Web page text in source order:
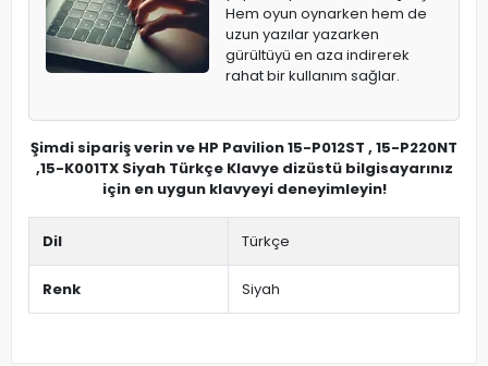
Hem oyun oynarken hem de
uzun yazılar yazarken
gürültüyü en aza indirerek
rahat bir kullanım sağlar.
Şimdi sipariş verin ve HP Pavilion 15-P012ST , 15-P220NT
,15-K001TX Siyah Türkçe Klavye dizüstü bilgisayarınız
için en uygun klavyeyi deneyimleyin!
Dil Türkçe
Renk Siyah